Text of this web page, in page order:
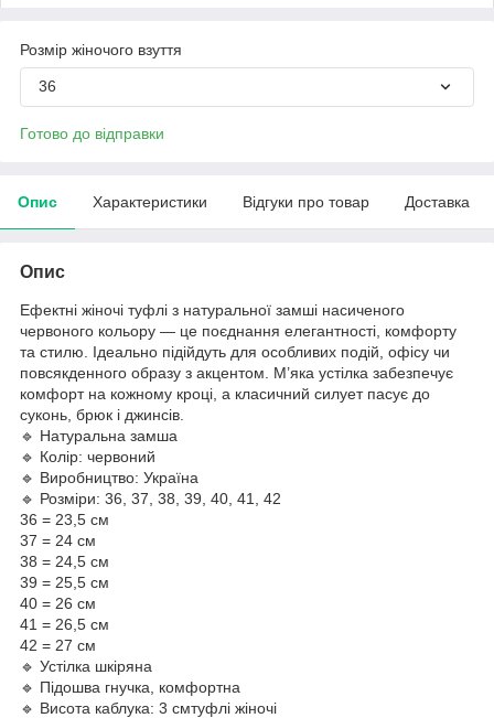
Розмір жіночого взуття
36
Готово до відправки
Опис Характеристики Відгуки про товар Доставка
Опис
Ефектні жіночі туфлі з натуральної замші насиченого
червоного кольору — це поєднання елегантності, комфорту
та стилю. Ідеально підійдуть для особливих подій, офісу чи
повсякденного образу з акцентом. М’яка устілка забезпечує
комфорт на кожному кроці, а класичний силует пасує до
суконь, брюк і джинсів.
🔹 Натуральна замша
🔹 Колір: червоний
🔹 Виробництво: Україна
🔹 Розміри: 36, 37, 38, 39, 40, 41, 42
36 = 23,5 см
37 = 24 см
38 = 24,5 см
39 = 25,5 см
40 = 26 см
41 = 26,5 см
42 = 27 см
🔹 Устілка шкіряна
🔹 Підошва гнучка, комфортна
🔹 Висота каблука: 3 смтуфлі жіночі